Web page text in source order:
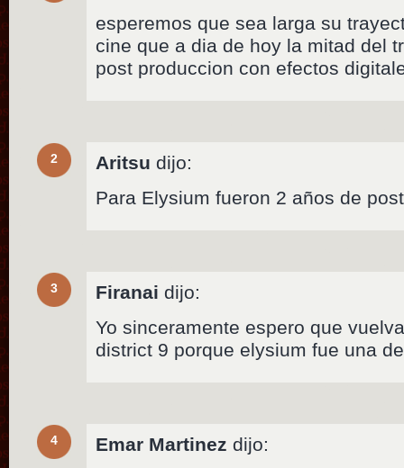
esperemos que sea larga su
cine que a dia de hoy la mitad del
post produccion con efectos
2 Aritsu dijo:
Para Elysium fueron 2 años de
3 Firanai dijo:
Yo sinceramente espero que
district 9 porque elysium fue una
4 Emar Martinez dijo: